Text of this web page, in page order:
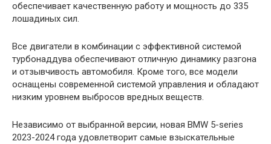
обеспечивает качественную работу и мощность до 335
лошадиных сил.
Все двигатели в комбинации с эффективной системой
турбонаддува обеспечивают отличную динамику разгона
и отзывчивость автомобиля. Кроме того, все модели
оснащены современной системой управления и обладают
низким уровнем выбросов вредных веществ.
Независимо от выбранной версии, новая BMW 5-series
2023-2024 года удовлетворит самые взыскательные